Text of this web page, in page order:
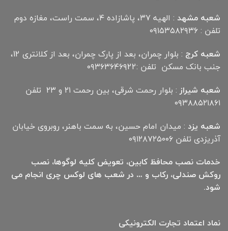
شعبه مشهد
: الهیه ۳۷، پاشازاده ۴، سمت راست، مغازه دوم
تلفن : ۰۹۱۵۳۵۸۲۹۳۶
شعبه کرج
: بلوار چمران، بعد از پارک چمران، بعد از کلانتری 12،
جنب بانک مسکن تلفن :۰۹۳۶۳۶۴۶۹22
شعبه شیراز
: بلوار رحمت شرقی، بین رحمت ۲۱ و ۲۳ تلفن
۰۹۳۸۸۵۲۱۸۶۱
شعبه یزد : میدان امام حسین، به سمت باهنر، روبروی خیابان
آذریزدی تلفن ۰۹۱۲۸۷۲۵۰۰۶
خدمات نصب محافظ کابین، تعویض کلیه لوگوها، نصب
روکش صندلی، رکاب و … در شعب های لوکس چری انجام می
شود.
نماد اعتماد تجارت الكترونیكی